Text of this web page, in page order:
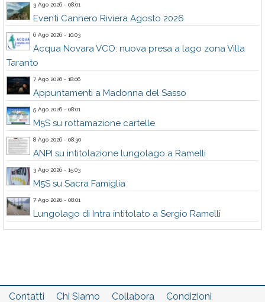
3 Ago 2026 - 08:01
Eventi Cannero Riviera Agosto 2026
6 Ago 2026 - 10:03
Acqua Novara VCO: nuova presa a lago zona Villa
Taranto
7 Ago 2026 - 18:06
Appuntamenti a Madonna del Sasso
5 Ago 2026 - 08:01
M5S su rottamazione cartelle
8 Ago 2026 - 08:30
ANPI su intitolazione lungolago a Ramelli
3 Ago 2026 - 15:03
M5S su Sacra Famiglia
7 Ago 2026 - 08:01
Lungolago di Intra intitolato a Sergio Ramelli
Contatti Chi Siamo Collabora Condizioni